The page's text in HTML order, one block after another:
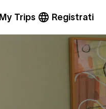
My Trips Registrati